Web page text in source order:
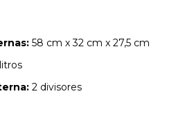
58 cm x 32 cm x 27,5 cm
2 divisores